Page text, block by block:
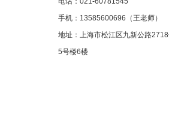
手机：13585600696（王老师）
地址：
上海市松江区九新公路
5号楼6楼